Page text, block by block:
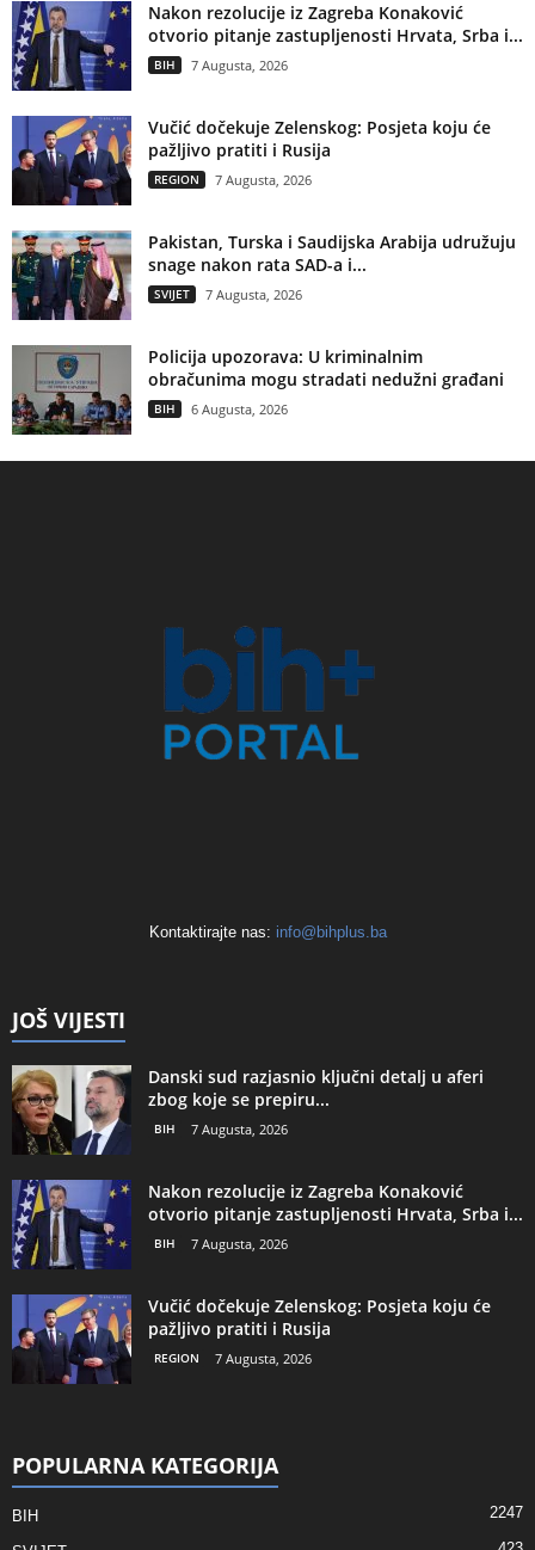
Nakon rezolucije iz Zagreba Konaković
otvorio pitanje zastupljenosti Hrvata, Srba i...
BIH 7 Augusta, 2026
Vučić dočekuje Zelenskog: Posjeta koju će
pažljivo pratiti i Rusija
REGION 7 Augusta, 2026
Pakistan, Turska i Saudijska Arabija udružuju
snage nakon rata SAD-a i...
SVIJET 7 Augusta, 2026
Policija upozorava: U kriminalnim
obračunima mogu stradati nedužni građani
BIH 6 Augusta, 2026
Kontaktirajte nas: info@bihplus.ba
JOŠ VIJESTI
Danski sud razjasnio ključni detalj u aferi
zbog koje se prepiru...
BIH 7 Augusta, 2026
Nakon rezolucije iz Zagreba Konaković
otvorio pitanje zastupljenosti Hrvata, Srba i...
BIH 7 Augusta, 2026
Vučić dočekuje Zelenskog: Posjeta koju će
pažljivo pratiti i Rusija
REGION 7 Augusta, 2026
POPULARNA KATEGORIJA
BIH 2247